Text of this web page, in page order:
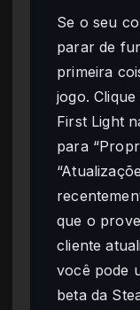
Se o seu
parar de
primeira
jogo.
First Light
para
que o
cliente
você pode
beta da